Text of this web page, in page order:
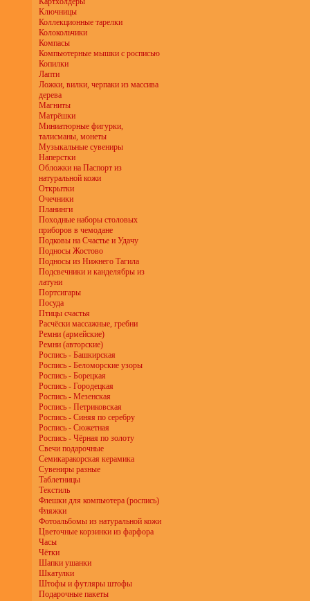
Ключницы
Коллекционные тарелки
Колокольчики
Компасы
Компьютерные мышки с росписью
Копилки
Лапти
Ложки, вилки, черпаки из массива
дерева
Магниты
Матрёшки
Миниатюрные фигурки,
талисманы, монеты
Музыкальные сувениры
Наперстки
Обложки на Паспорт из
натуральной кожи
Открытки
Очечники
Планинги
Походные наборы столовых
приборов в чемодане
Подковы на Счастье и Удачу
Подносы Жостово
Подносы из Нижнего Тагила
Подсвечники и канделябры из
латуни
Портсигары
Посуда
Птицы счастья
Расчёски массажные, гребни
Ремни (армейские)
Ремни (авторские)
Роспись - Башкирская
Роспись - Беломорские узоры
Роспись - Борецкая
Роспись - Городецкая
Роспись - Мезенская
Роспись - Петриковская
Роспись - Синяя по серебру
Роспись - Сюжетная
Роспись - Чёрная по золоту
Свечи подарочные
Семикаракорская керамика
Сувениры разные
Таблетницы
Текстиль
Флешки для компьютера (роспись)
Фляжки
Фотоальбомы из натуральной кожи
Цветочные корзинки из фарфора
Часы
Чётки
Шапки ушанки
Шкатулки
Штофы и футляры штофы
Подарочные пакеты